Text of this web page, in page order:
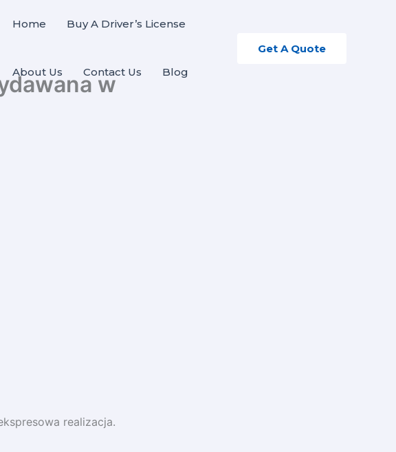
Home Buy A Driver’s License
About Us Contact Us Blog
Get A Quote
w
realizacja.